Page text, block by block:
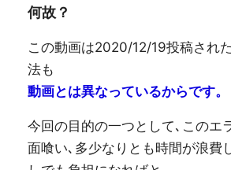
何故？
この動画は2020/12/19投稿され
法も
動画とは異なっているからです。
今回の目的の一つとして､このエ
面喰い､多少なりとも時間が浪費